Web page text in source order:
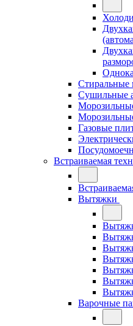
Сушильные
Газовые
Встраиваемая
Вытяжки
Варочные